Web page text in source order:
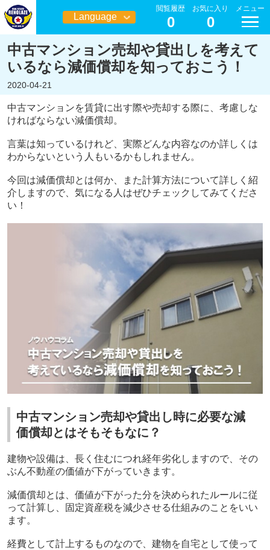
Language
日本語
閲覧履歴
0
お気に入り
0
メニュー
中古マンション売却や貸出しを考えて
いるなら減価償却を知っておこう！
2020-04-21
中古マンションを賃貸に出す際や売却する際に、考慮しな
ければならない減価償却。
言葉は知っているけれど、実際どんな内容なのか詳しくは
わからないという人もいるかもしれません。
今回は減価償却とは何か、また計算方法について詳しく紹
介しますので、気になる人はぜひチェックしてみてくださ
い！
中古マンション売却や貸出し時に必要な減
価償却とはそもそもなに？
建物や設備は、長く住むにつれ経年劣化しますので、その
ぶん不動産の価値が下がっていきます。
減価償却とは、価値が下がった分を決められたルールに従
って計算し、固定資産税を減少させる仕組みのことをいい
ます。
経費として計上するものなので、建物を自宅として使って